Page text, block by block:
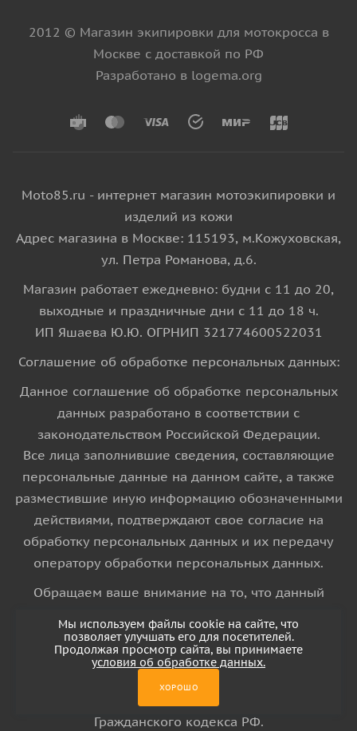
2012 © Магазин экипировки для мотокросса в
Москве с доставкой по РФ
Разработано в logema.org
Moto85.ru - интернет магазин мотоэкипировки и
изделий из кожи
Адрес магазина в Москве: 115193, м.Кожуховская,
ул. Петра Романова, д.6.
Магазин работает ежедневно: будни с 11 до 20,
выходные и праздничные дни с 11 до 18 ч.
ИП Яшаева Ю.Ю. ОГРНИП 321774600522031
Соглашение об обработке персональных данных:
Данное соглашение об обработке персональных
данных разработано в соответствии с
законодательством Российской Федерации.
Все лица заполнившие сведения, составляющие
персональные данные на данном сайте, а также
разместившие иную информацию обозначенными
действиями, подтверждают свое согласие на
обработку персональных данных и их передачу
оператору обработки персональных данных.
Обращаем ваше внимание на то, что данный
информационный характер и ни при каких
условиях информационные материалы и цены,
Гражданского кодекса РФ.
Мы используем файлы cookie на сайте, что
позволяет улучшать его для посетителей.
Продолжая просмотр сайта, вы принимаете
условия об обработке данных.
ХОРОШО